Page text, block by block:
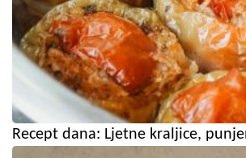
Recept dana: Ljetne kraljice,